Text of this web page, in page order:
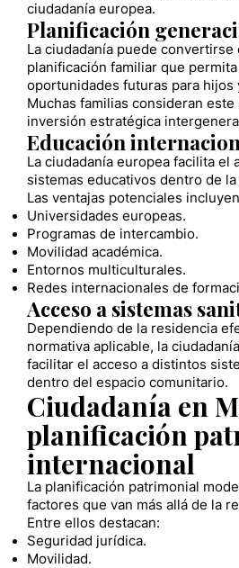
ciudadanía europea.
Planificación
La ciudadanía puede
planificación familiar que
oportunidades futuras para hijos
Muchas familias consideran
inversión estratégica
Educación
La ciudadanía europea facilita el
sistemas educativos dentro de
Las ventajas potenciales
Universidades europeas.
Programas de intercambio.
Movilidad académica.
Entornos multiculturales.
Redes internacionales de
Acceso a sistemas
Dependiendo de la residencia
normativa aplicable, la
facilitar el acceso a distintos
dentro del espacio comunitario.
Ciudadanía en
planificación
internacional
La planificación patrimonial
factores que van más allá de la
Entre ellos destacan:
Seguridad jurídica.
Movilidad.